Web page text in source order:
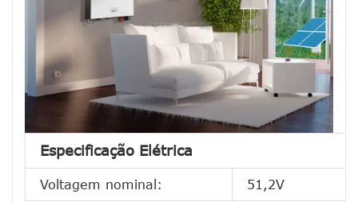
Especificação Elétrica
Voltagem nominal: 51,2V